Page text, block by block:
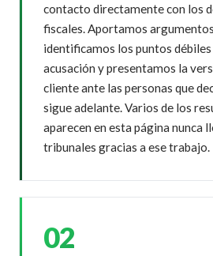
contacto directamente con los
fiscales. Aportamos
identificamos los puntos
acusación y presentamos la
cliente ante las personas que
sigue adelante. Varios de los
aparecen en esta página nunca
tribunales gracias a ese trabajo.
02